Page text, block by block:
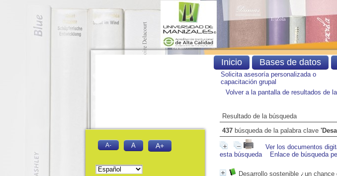
Solicita asesoría personalizada o
capacitación grupal
Volver a la pantalla de resultados de
Resultado de la búsqueda
437 búsqueda de la palabra clave
Ver los documentos
esta búsqueda
Enlace de búsqueda
Desarrollo sostenible ¿un
Inicio Bases de datos
A- A A+